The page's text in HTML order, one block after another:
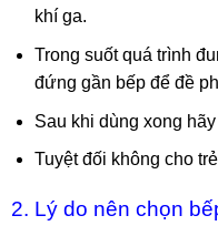
khí ga.
Trong suốt quá trình
đứng gần bếp để đề
Sau khi dùng xong
Tuyệt đối không cho
2. Lý do nên chọn